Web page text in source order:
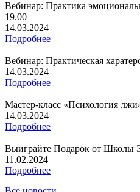
Вебинар: Практика
19.00
14.03.2024
Подробнее
Вебинар: Практическая
14.03.2024
Подробнее
Мастер-класс «Психология
14.03.2024
Подробнее
Выиграйте Подарок от Школы
11.02.2024
Подробнее